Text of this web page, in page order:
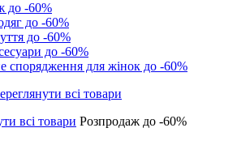
до -60%
до -60%
до -60%
до -60%
спорядження для жінок до -60%
всі товари Розпродаж до -60%